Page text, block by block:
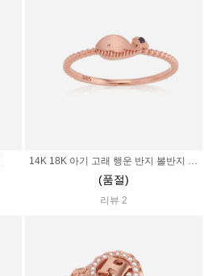
(품절)
리뷰 2